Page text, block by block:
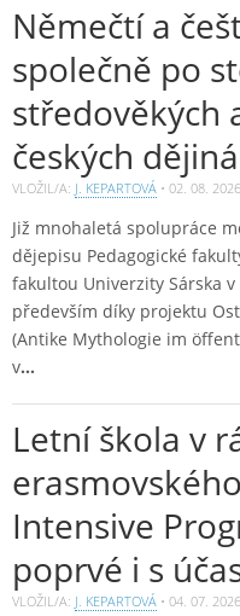
Němečtí a
společně po
středověkých
českých
VLOŽIL/A: J. KEPARTOVÁ • 02. 08. 2026
Již mnohaletá spolupráce
dějepisu Pedagogické
fakultou Univerzity Sárska
především díky projektu
(Antike Mythologie im
v…
Letní škola v
Intensive
poprvé i s
VLOŽIL/A: J. KEPARTOVÁ • 04. 07. 2026